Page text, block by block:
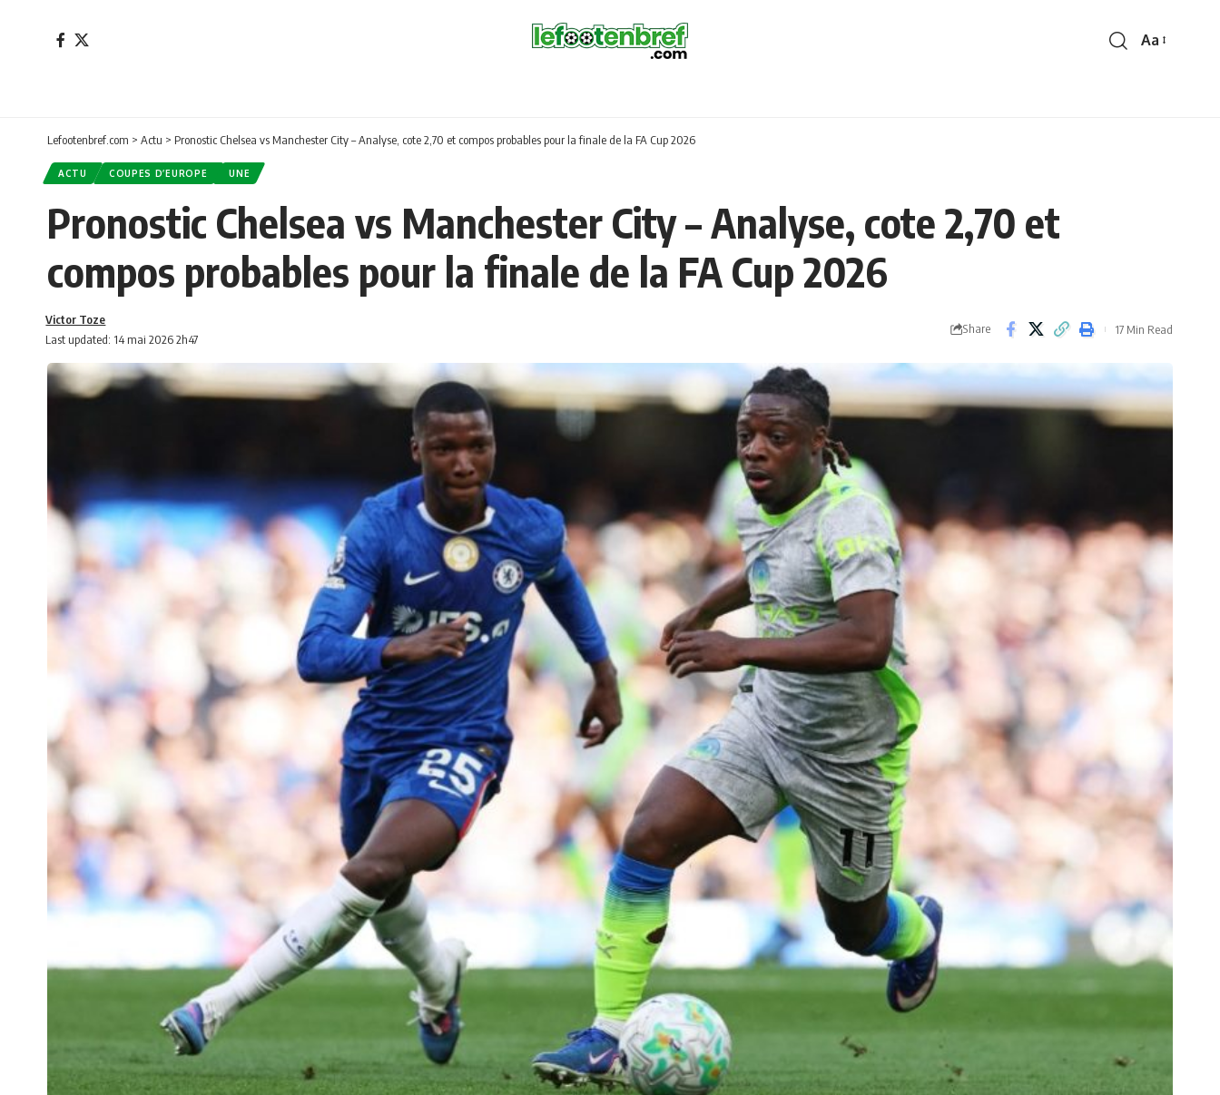
Font
Aa
Lefootenbref.com > Actu > Pronostic Chelsea vs Manchester City – Analyse, cote 2,70 et compos probables pour la finale de la FA Cup 2026
ACTU COUPES D’EUROPE UNE
Pronostic Chelsea vs Manchester City – Analyse, cote 2,70 et
compos probables pour la finale de la FA Cup 2026
Last updated: 14 mai 2026 2h47
Victor Toze
Share 17 Min Read